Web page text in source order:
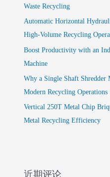
Waste Recycling
Automatic Horizontal
High-Volume Recycling
Boost Productivity with an
Machine
Why a Single Shaft Shredder
Modern Recycling Operations
Vertical 250T Metal Chip
Metal Recycling Efficiency
近期评论